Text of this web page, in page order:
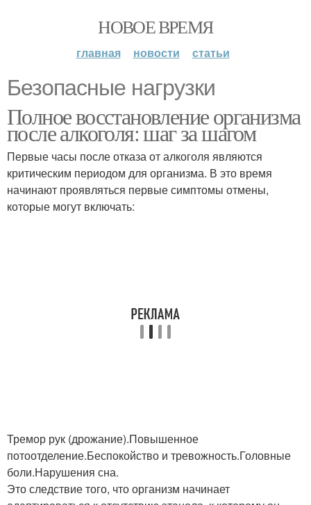
НОВОЕ ВРЕМЯ
главная новости статьи
Безопасные нагрузки
Полное восстановление организма
после алкоголя: шаг за шагом
Первые часы после отказа от алкоголя являются
критическим периодом для организма. В это время
начинают проявляться первые симптомы отмены,
которые могут включать:
Тремор рук (дрожание).Повышенное
потоотделение.Беспокойство и тревожность.Головные
боли.Нарушения сна.
Это следствие того, что организм начинает